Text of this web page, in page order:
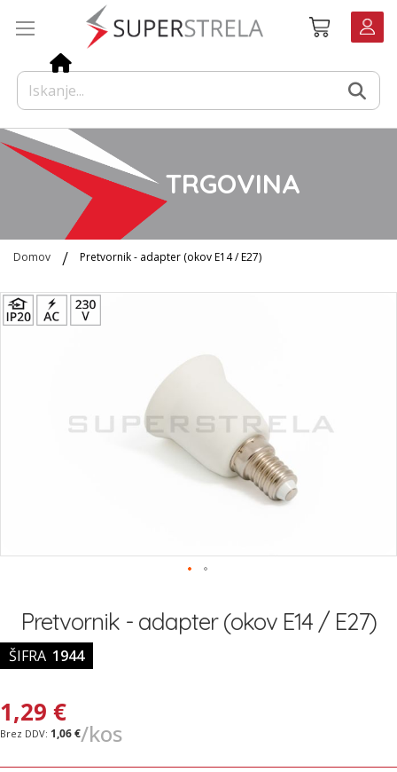
Košarica
TRGOVINA
Domov Pretvornik - adapter (okov E14 / E27)
Preskoči
na
začetek
galerije
slik
Pretvornik - adapter (okov E14 / E27)
ŠIFRA 1944
1,29 €
1,06 €/kos